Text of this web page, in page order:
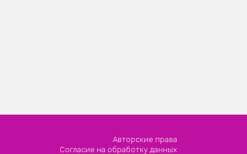
Авторские права
Согласие на обработку данных